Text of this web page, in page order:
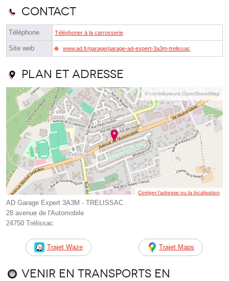
Contact
Téléphone Téléphoner à la carrosserie
Site web www.ad.fr/garage/garage-ad-expert-3a3m-trelissac
Plan et adresse
© contributeurs OpenStreetMap
Corriger l’adresse ou la localisation
AD Garage Expert 3A3M - TRELISSAC
28 avenue de l'Automobile
24750 Trélissac
Trajet Waze Trajet Maps
Venir en transports en